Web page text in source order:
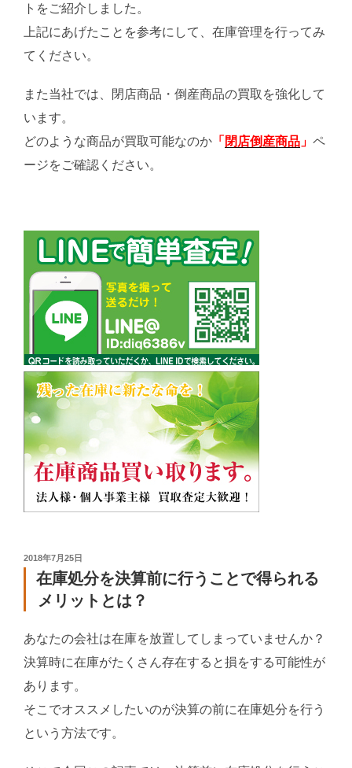
トをご紹介しました。
上記にあげたことを参考にして、在庫管理を行ってみ
てください。
また当社では、閉店商品・倒産商品の買取を強化して
います。
どのような商品が買取可能なのか 「 閉店倒産商品 」 ペ
ージをご確認ください。
投
2018年7月25日
在庫処分を決算前に行うことで得られる
メリットとは？
あなたの会社は在庫を放置してしまっていませんか？
決算時に在庫がたくさん存在すると損をする可能性が
あります。
そこでオススメしたいのが決算の前に在庫処分を行う
という方法です。